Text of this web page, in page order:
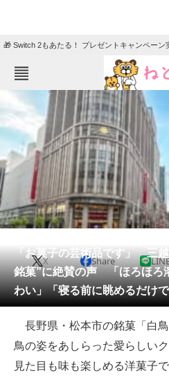
🎁 Switch 2もあたる！ プレゼントキャンペーン
ねとらぼメニュー
TOP
エンタメ
グルメ 地
住まい 教
動物 リ
会員記事
メディア
注目記事を集めた総合ページ
ITの今と未来を見通す
スマホと通信の最新トレンド
「お菓子の芸術品です」 三
銘菓”に絶賛の声 「ほろほろ
わい」「寝る前に眺めるだけ
X Share
長野県・松本市の銘菓「白
鳥の姿をあしらった愛らしい
見た目も味も楽しめる洋菓子